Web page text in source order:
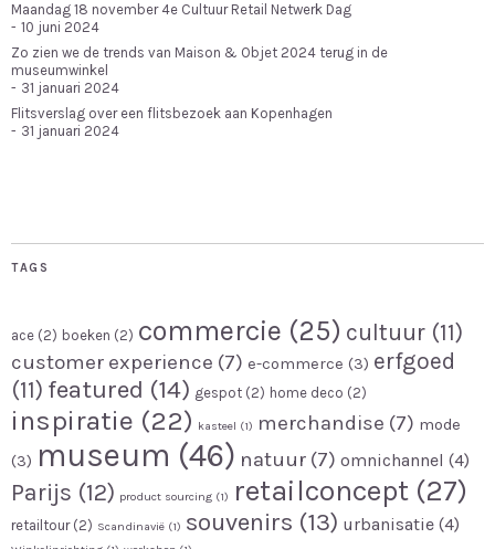
Maandag 18 november 4e Cultuur Retail Netwerk Dag
10 juni 2024
Zo zien we de trends van Maison & Objet 2024 terug in de
museumwinkel
31 januari 2024
Flitsverslag over een flitsbezoek aan Kopenhagen
31 januari 2024
TAGS
ace (2) boeken (2) commercie (25) cultuur (11)
customer experience (7) e-commerce (3) erfgoed
(11) featured (14) gespot (2) home deco (2)
inspiratie (22) kasteel (1) merchandise (7) mode
(3) museum (46) natuur (7) omnichannel (4)
Parijs (12) product sourcing (1) retailconcept (27)
retailtour(2) Scandinavië (1) souvenirs (13) urbanisatie (4)